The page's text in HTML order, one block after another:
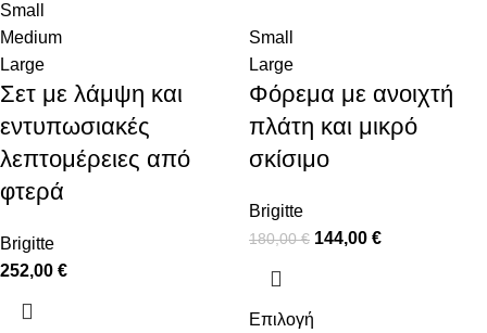
Small
Medium
Large
Σετ με λάμψη και
εντυπωσιακές
λεπτομέρειες από
φτερά
Brigitte
252,00 €
Small
Large
Φόρεμα με ανοιχτή
πλάτη και μικρό
σκίσιμο
Brigitte
180,00€ 144,00 €
Επιλογή